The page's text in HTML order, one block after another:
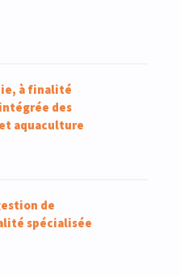
à finalité
des
aquaculture
de
spécialisée